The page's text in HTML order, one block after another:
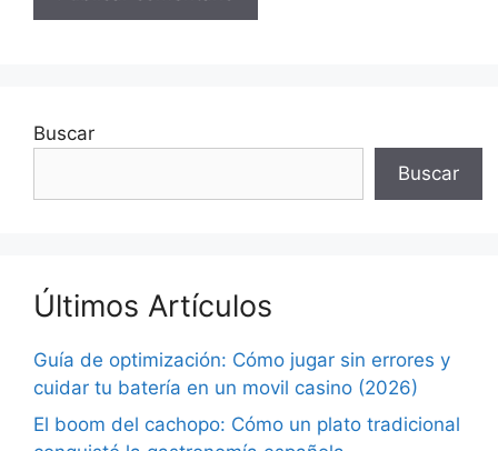
Buscar
Buscar
Últimos Artículos
Guía de optimización: Cómo jugar sin errores y
cuidar tu batería en un movil casino (2026)
El boom del cachopo: Cómo un plato tradicional